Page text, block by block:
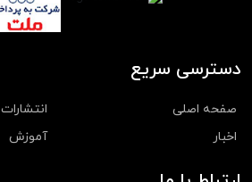
دسترسی سریع
صفحه اصلی
انتشارات
اخبار
آموزش